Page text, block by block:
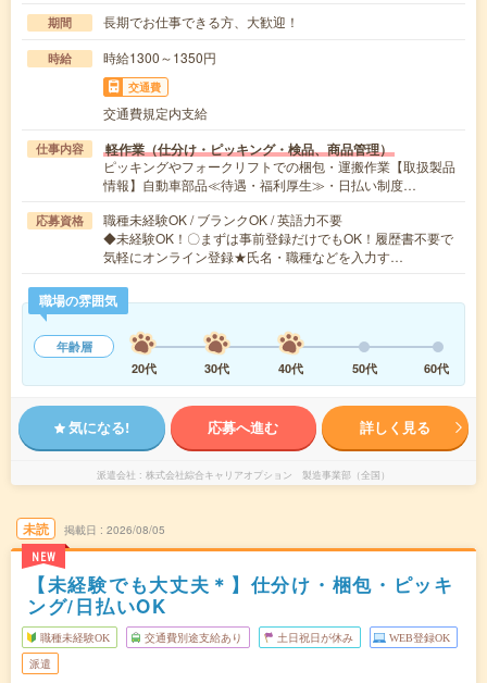
期間 長期でお仕事できる方、大歓迎！
時給 時給1300～1350円
交通費
交通費規定内支給
仕事内容 軽作業（仕分け・ピッキング・検品、商品管理）
ピッキングやフォークリフトでの梱包・運搬作業【取扱製品
情報】自動車部品≪待遇・福利厚生≫・日払い制度…
応募資格
職種未経験OK / ブランクOK / 英語力不要
◆未経験OK！〇まずは事前登録だけでもOK！履歴書不要で
気軽にオンライン登録★氏名・職種などを入力す…
職場の雰囲気
年齢層
20代
30代 40代 50代 60代
気になる! 応募へ進む 詳しく見る
派遣会社 株式会社綜合キャリアオプション 製造事業部（全国）
未読
NEW
掲載日 2026/08/05
【未経験でも大丈夫＊】仕分け・梱包・ピッキ
ング/日払いOK
職種未経験OK 交通費別途支給あり 土日祝日が休み WEB登録OK
派遣